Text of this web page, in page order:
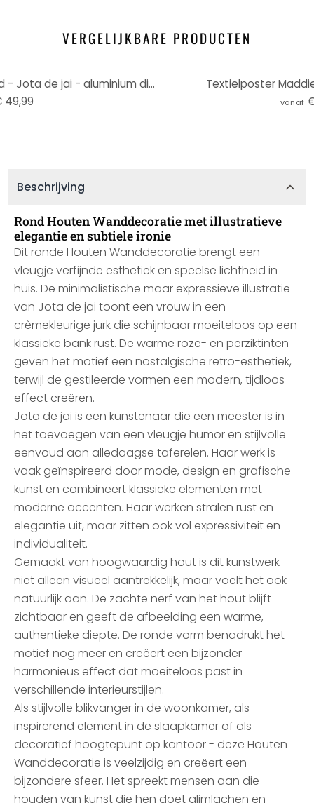
VERGELIJKBARE PRODUCTEN
Wanddecoratie Maddies Mood - Jota de jai - aluminium dibond
49,99
Textielposter
vanaf
Beschrijving
Rond Houten Wanddecoratie met illustratieve
elegantie en subtiele ironie
Dit ronde Houten Wanddecoratie brengt een
vleugje verfijnde esthetiek en speelse lichtheid in
huis. De minimalistische maar expressieve illustratie
van Jota de jai toont een vrouw in een
crèmekleurige jurk die schijnbaar moeiteloos op een
klassieke bank rust. De warme roze- en perziktinten
geven het motief een nostalgische retro-esthetiek,
terwijl de gestileerde vormen een modern, tijdloos
effect creëren.
Jota de jai is een kunstenaar die een meester is in
het toevoegen van een vleugje humor en stijlvolle
eenvoud aan alledaagse taferelen. Haar werk is
vaak geïnspireerd door mode, design en grafische
kunst en combineert klassieke elementen met
moderne accenten. Haar werken stralen rust en
elegantie uit, maar zitten ook vol expressiviteit en
individualiteit.
Gemaakt van hoogwaardig hout is dit kunstwerk
niet alleen visueel aantrekkelijk, maar voelt het ook
natuurlijk aan. De zachte nerf van het hout blijft
zichtbaar en geeft de afbeelding een warme,
authentieke diepte. De ronde vorm benadrukt het
motief nog meer en creëert een bijzonder
harmonieus effect dat moeiteloos past in
verschillende interieurstijlen.
Als stijlvolle blikvanger in de woonkamer, als
inspirerend element in de slaapkamer of als
decoratief hoogtepunt op kantoor - deze Houten
Wanddecoratie is veelzijdig en creëert een
bijzondere sfeer. Het spreekt mensen aan die
houden van kunst die hen doet glimlachen en